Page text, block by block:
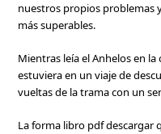
nuestros propios problemas
más superables.
Mientras leía el Anhelos en
estuviera en un viaje de
vueltas de la trama con un
La forma libro pdf descargar